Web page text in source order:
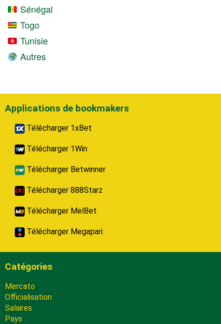
Sénégal
Togo
Tunisie
Autres
Applications de bookmakers
Télécharger 1xBet
Télécharger 1Win
Télécharger Betwinner
Télécharger 888Starz
Télécharger MelBet
Télécharger Megapari
Catégories
Mercato
Officialisation
Salaires
Pays :